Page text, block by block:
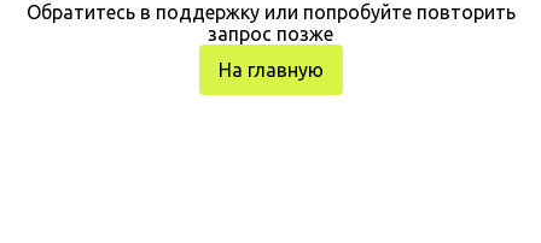
Обратитесь в поддержку или попробуйте повторить
запрос позже
На главную